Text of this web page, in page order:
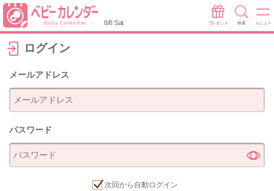
8/8 Sat プレゼント 検索 メニュー
ログイン
メールアドレス
パスワード
次回から自動ログイン